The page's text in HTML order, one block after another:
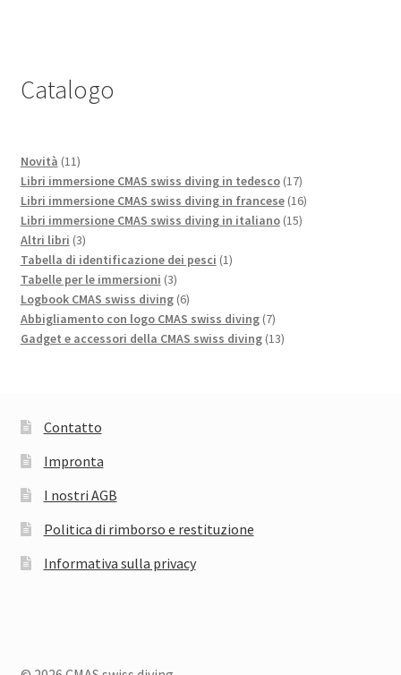
Catalogo
Novità 1111
prodotti
Libri immersione CMAS swiss diving in tedesco 1717
prodotti
Libri immersione CMAS swiss diving in francese 1616
Libri immersione CMAS swiss diving in italiano 1515
Altri libri 33
prodotti
Tabella di identificazione dei pesci 11
Tabelle per le immersioni 33
prodotti
Logbook CMAS swiss diving 66
prodotti
Abbigliamento con logo CMAS swiss diving 77
prodotti
Gadget e accessori della CMAS swiss diving 1313
Contatto
Impronta
I nostri AGB
Politica di rimborso e restituzione
Informativa sulla privacy